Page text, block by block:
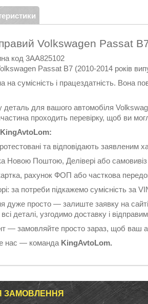
Volkswagen Passat
код 3AA825102
Passat B7 (2010-2014 років
на сумісність і працездатність. Вона
деталь для вашого автомобіля
проходить перевірку, щоб ви
та відповідають заявленим
Новою Поштою, Делівері або самовивіз
рахунок ФОП або часткова
за потреби підкажемо сумісність за
дуже просто — залиште заявку на
деталі, узгодимо доставку і
— замовляйте просто зараз, щоб ваш
нас — команда KingAvtoLom.
ЗАМОВЛЕННЯ